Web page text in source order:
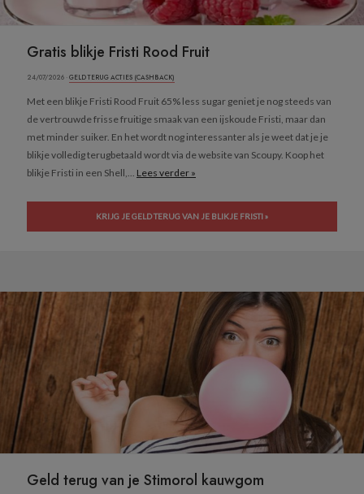
Gratis blikje Fristi Rood Fruit
24/07/2026 ·GELD TERUG ACTIES (CASHBACK)
Met een blikje Fristi Rood Fruit 65% less sugar geniet je nog steeds van
de vertrouwde frisse fruitige smaak van een ijskoude Fristi, maar dan
met minder suiker. En het wordt nog interessanter als je weet dat je je
blikje volledig terugbetaald wordt via de website van Scoupy. Koop het
blikje Fristi in een Shell,... Lees verder »
KRIJG JE GELD TERUG VAN JE BLIKJE FRISTI »
Geld terug van je Stimorol kauwgom